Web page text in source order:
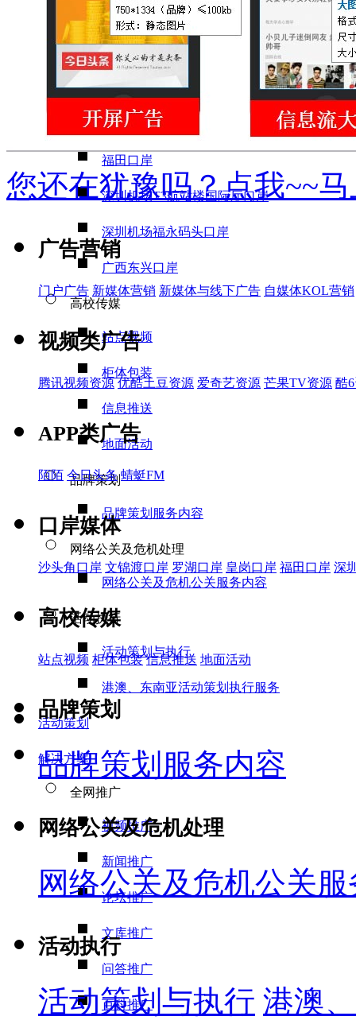
沙头角口岸
文锦渡口岸
罗湖口岸
皇岗口岸
福田口岸
深圳机场T3航站楼国际厅口岸
深圳机场福永码头口岸
广西东兴口岸
高校传媒
站点视频
柜体包装
信息推送
地面活动
品牌策划
品牌策划服务内容
网络公关及危机处理
网络公关及危机公关服务内容
活动执行
活动策划与执行
港澳、东南亚活动策划执行服务
活动策划
解决方案
全网推广
视频推广
新闻推广
论坛推广
文库推广
问答推广
百科推广
您还在犹豫吗？点我~~
广告营销
门户广告 新媒体营销 新媒体与线下广告 自媒体KOL营销
视频类广告
腾讯视频资源 优酷土豆资源 爱奇艺资源 芒果TV资源 酷
APP类广告
陌陌 今日头条 蜻蜓FM
口岸媒体
沙头角口岸 文锦渡口岸 罗湖口岸 皇岗口岸 福田口岸 深
高校传媒
站点视频 柜体包装 信息推送 地面活动
品牌策划
品牌策划服务内容
网络公关及危机处理
网络公关及危机公关
活动执行
活动策划与执行 港澳